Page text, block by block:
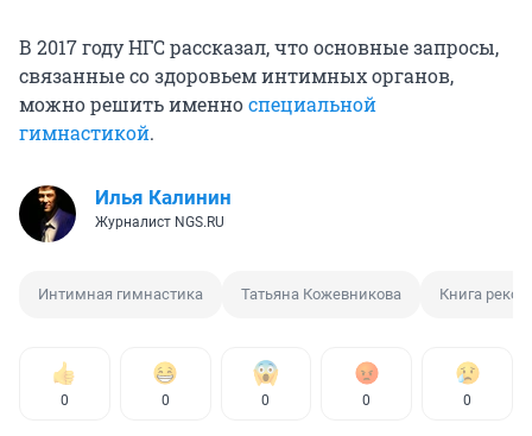
В 2017 году НГС рассказал, что основные запросы,
связанные со здоровьем интимных органов,
можно решить именноспециальной
гимнастикой.
Илья Калинин
Журналист NGS.RU
Интимная гимнастика Татьяна Кожевникова Книга
0 0 0 0 0